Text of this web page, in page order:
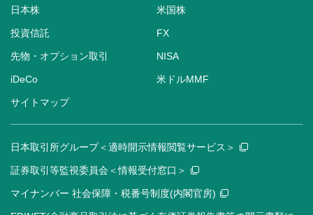
日本株 米国株
投資信託 FX
先物・オプション取引 NISA
iDeCo 米ドルMMF
サイトマップ
日本取引所グループ＜適時開示情報閲覧サービス＞
証券取引等監視委員会＜情報受付窓口＞
マイナンバー 社会保障・税番号制度(内閣官房)